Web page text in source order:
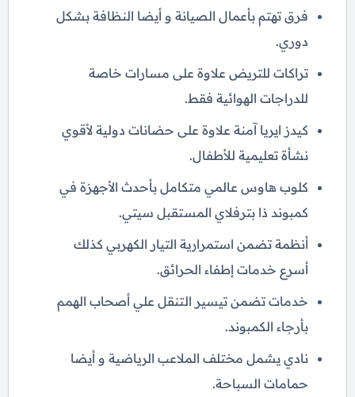
فرق تهتم بأعمال الصيانة و أيضا النظافة بشكل
دوري.
تراكات للتريض علاوة على مسارات خاصة
للدراجات الهوائية فقط.
كيدز ايريا آمنة علاوة على حضانات دولية لأقوي
نشأة تعليمية للأطفال.
كلوب هاوس عالمي متكامل بأحدث الأجهزة في
كمبوند ذا بترفلاي المستقبل سيتي.
أنظمة تضمن استمرارية التيار الكهربي كذلك
أسرع خدمات إطفاء الحرائق.
خدمات تضمن تيسير التنقل علي أصحاب الهمم
بأرجاء الكمبوند.
نادي يشمل مختلف الملاعب الرياضية و أيضا
حمامات السباحة.